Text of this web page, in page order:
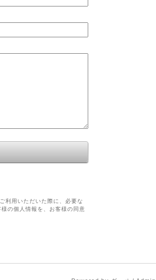
利用いただいた際に、必要な
の個人情報を、お客様の同意